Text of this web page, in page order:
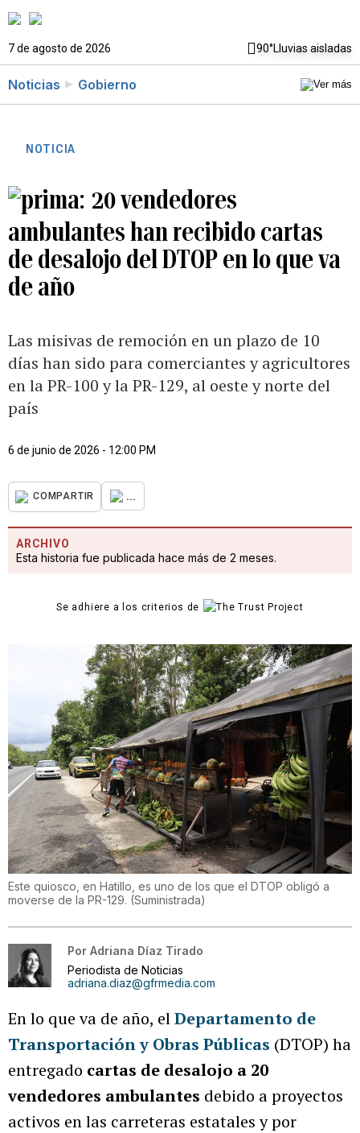
7 de agosto de 2026 90°Lluvias aisladas
Noticias Gobierno
NOTICIA
20 vendedores
ambulantes han recibido cartas
de desalojo del DTOP en lo que va
de año
Las misivas de remoción en un plazo de 10
días han sido para comerciantes y agricultores
en la PR-100 y la PR-129, al oeste y norte del
país
6 de junio de 2026 - 12:00 PM
COMPARTIR ...
ARCHIVO
Esta historia fue publicada hace más de 2 meses.
Se adhiere a los criterios de
Este quiosco, en Hatillo, es uno de los que el DTOP obligó a
moverse de la PR-129. (Suministrada)
Por Adriana Díaz Tirado
Periodista de Noticias
adriana.diaz@gfrmedia.com
En lo que va de año, elDepartamento de
Transportación y Obras Públicas (DTOP) ha
entregado cartas de desalojo a 20
vendedores ambulantes debido a proyectos
activos en las carreteras estatales y por